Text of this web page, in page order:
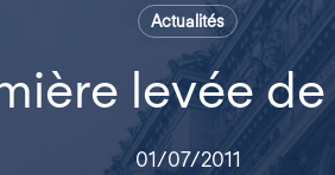
Actualités
levée
01/07/2011